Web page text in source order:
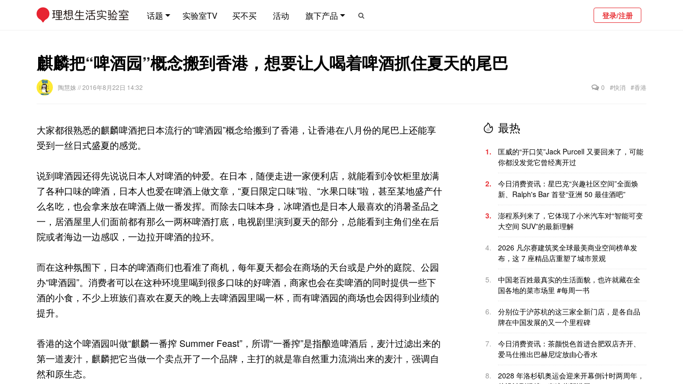
话题 实验室TV 买不买 活动 旗下产品 登录/注册
麒麟把“啤酒园”概念搬到香港，想要让人喝着啤酒抓住夏天的尾巴
陶慧姝 // 2016年8月22日 14:32 0 #快消 #香港
大家都很熟悉的麒麟啤酒把日本流行的“啤酒园”概念给搬到了香港，让香港在八月份的尾巴上还能享
受到一丝日式盛夏的感觉。
说到啤酒园还得先说说日本人对啤酒的钟爱。在日本，随便走进一家便利店，就能看到冷饮柜里放满
了各种口味的啤酒，日本人也爱在啤酒上做文章，“夏日限定口味”啦、“水果口味”啦，甚至某地盛产什
么名吃，也会拿来放在啤酒上做一番发挥。而除去口味本身，冰啤酒也是日本人最喜欢的消暑圣品之
一，居酒屋里人们面前都有那么一两杯啤酒打底，电视剧里演到夏天的部分，总能看到主角们坐在后
院或者海边一边感叹，一边拉开啤酒的拉环。
而在这种氛围下，日本的啤酒商们也看准了商机，每年夏天都会在商场的天台或是户外的庭院、公园
办“啤酒园”。消费者可以在这种环境里喝到很多口味的好啤酒，商家也会在卖啤酒的同时提供一些下
酒的小食，不少上班族们喜欢在夏天的晚上去啤酒园里喝一杯，而有啤酒园的商场也会因得到业绩的
提升。
香港的这个啤酒园叫做“麒麟一番搾 Summer Feast”，所谓“一番搾”是指酿造啤酒后，麦汁过滤出来的
第一道麦汁，麒麟把它当做一个卖点开了一个品牌，主打的就是靠自然重力流淌出来的麦汁，强调自
然和原生态。
最热
1.
匡威的“开口笑”Jack Purcell 又要回来了，可能
你都没发觉它曾经离开过
2.
今日消费资讯：星巴克“兴趣社区空间”全面焕
新、Ralph's Bar 首登“亚洲 50 最佳酒吧”
3.
澎程系列来了，它体现了小米汽车对“智能可变
大空间 SUV”的最新理解
4.
2026 凡尔赛建筑奖全球最美商业空间榜单发
布，这 7 座精品店重塑了城市景观
5.
中国老百姓最真实的生活面貌，也许就藏在全
国各地的菜市场里 #每周一书
6.
分别位于沪苏杭的这三家全新门店，是各自品
牌在中国发展的又一个里程碑
7.
今日消费资讯：茶颜悦色首进合肥双店齐开、
爱马仕推出巴赫尼绽放由心香水
8.
2028 年洛杉矶奥运会迎来开幕倒计时两周年，